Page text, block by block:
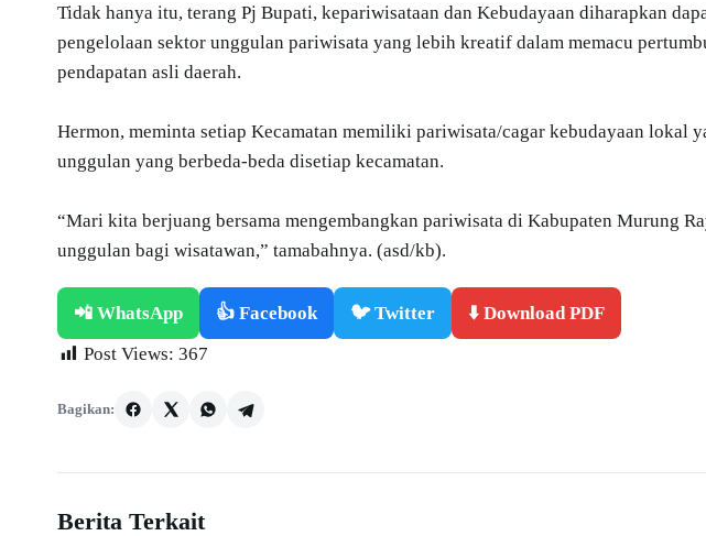
Tidak hanya itu, terang Pj Bupati, kepariwisataan dan Kebudayaan diharapkan
pengelolaan sektor unggulan pariwisata yang lebih kreatif dalam memacu
pendapatan asli daerah.
Hermon, meminta setiap Kecamatan memiliki pariwisata/cagar kebudayaan lokal
unggulan yang berbeda-beda disetiap kecamatan.
“Mari kita berjuang bersama mengembangkan pariwisata di Kabupaten Murung
unggulan bagi wisatawan,” tamabahnya. (asd/kb).
📲 WhatsApp 👍 Facebook 🐦 Twitter
⬇️ Download PDF
Post Views: 367
Bagikan:
Berita Terkait